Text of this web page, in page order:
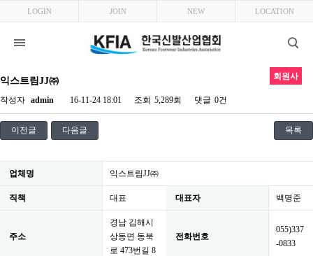
LOGIN JOIN NEW LOCATION
회원사
익스트림JJ㈜
작성자 admin 16-11-24 18:01 조회 5,289회 댓글 0건
이전글 다음글 목록
업체명 익스트림JJ㈜
직책 대표 대표자 백명준
주소
경남 김해시
상동면 동북
로 473번길 8
전화번호
055)337
-0833